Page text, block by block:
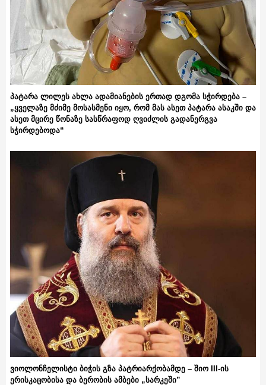
პატარა ლილეს ახლა ადამიანების ერთად დგომა სჭირდება –
„ყველაზე მძიმე მოსასმენი იყო, რომ მას ასეთ პატარა ასაკში და
ასეთ მცირე წონაზე სასწრაფოდ ღვიძლის გადანერგვა
სჭირდებოდა“
ვიოლონჩელისტი ბიჭის გზა პატრიარქობამდე – შიო III-ის
ერისკაცობისა და ბერობის ამბები „სარკეში”